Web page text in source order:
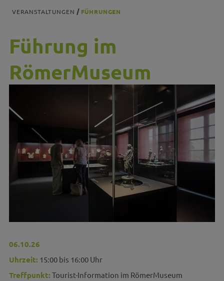
VERANSTALTUNGEN FÜHRUNGEN
Führung im
RömerMuseum
06.10.26
Uhrzeit: 15:00 bis 16:00 Uhr
Treffpunkt: Tourist-Information im RömerMuseum